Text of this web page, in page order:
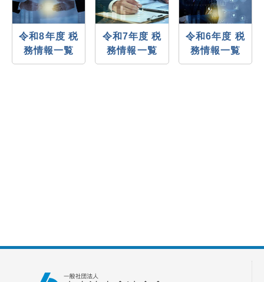
令和8年度 税
務情報一覧
令和7年度 税
務情報一覧
令和6年度 税
務情報一覧